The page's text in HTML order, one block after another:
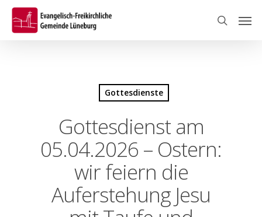
Skip
search
Gottesdienste
Gottesdienst am
05.04.2026 – Ostern:
wir feiern die
Auferstehung Jesu